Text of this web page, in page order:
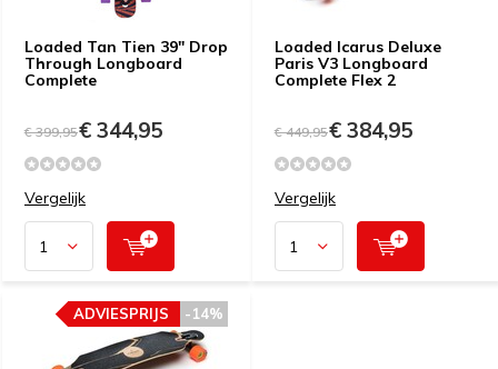
Loaded Tan Tien 39" Drop
Through Longboard
Complete
€ 399,95€ 344,95
Vergelijk
Loaded Icarus Deluxe
Paris V3 Longboard
Complete Flex 2
€ 449,95€ 384,95
Vergelijk
-14%
ADVIESPRIJS